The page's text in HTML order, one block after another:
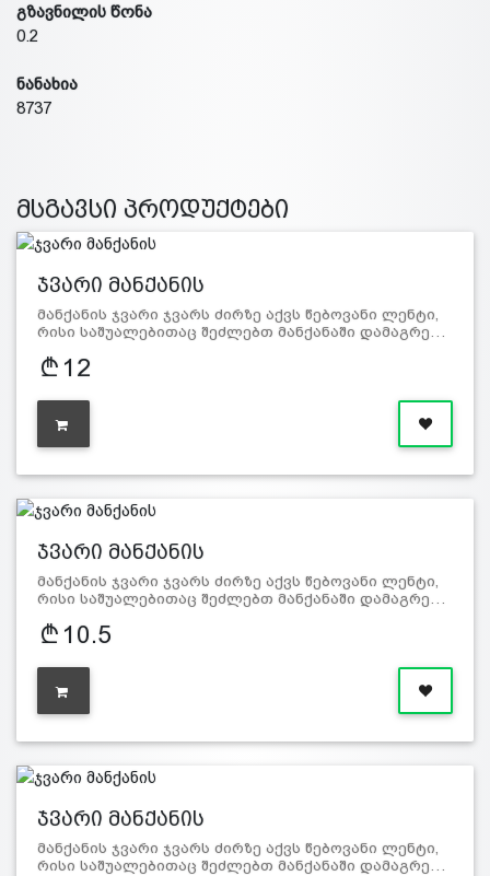
გზავნილის წონა
0.2
ნანახია
8737
მსგავსი პროდუქტები
ჯვარი მანქანის
მანქანის ჯვარი ჯვარს ძირზე აქვს წებოვანი ლენტი,
რისი საშუალებითაც შეძლებთ მანქანაში დამაგრე…
12
ჯვარი მანქანის
მანქანის ჯვარი ჯვარს ძირზე აქვს წებოვანი ლენტი,
რისი საშუალებითაც შეძლებთ მანქანაში დამაგრე…
10.5
ჯვარი მანქანის
მანქანის ჯვარი ჯვარს ძირზე აქვს წებოვანი ლენტი,
რისი საშუალებითაც შეძლებთ მანქანაში დამაგრე…